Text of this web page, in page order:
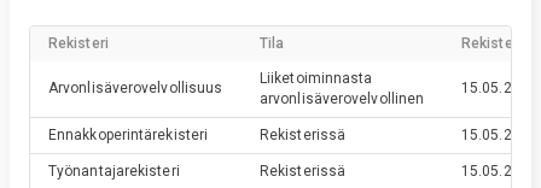
Rekisteri Tila
Arvonlisäverovelvollisuus
Liiketoiminnasta
arvonlisäverovelvollinen
15.05.2023
Ennakkoperintärekisteri Rekisterissä 15.05.2023
Työnantajarekisteri Rekisterissä 15.05.2023